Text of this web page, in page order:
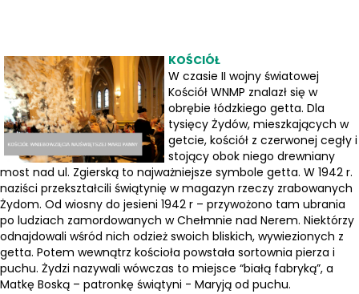
KOŚCIÓŁ
W czasie II wojny światowej
Kościół WNMP znalazł się w
obrębie łódzkiego getta. Dla
tysięcy Żydów, mieszkających w
getcie, kościół z czerwonej cegły i
stojący obok niego drewniany
most nad ul. Zgierską to najważniejsze symbole getta. W 1942 r.
naziści przekształcili świątynię w magazyn rzeczy zrabowanych
Żydom. Od wiosny do jesieni 1942 r – przywożono tam ubrania
po ludziach zamordowanych w Chełmnie nad Nerem. Niektórzy
odnajdowali wśród nich odzież swoich bliskich, wywiezionych z
getta. Potem wewnątrz kościoła powstała sortownia pierza i
puchu. Żydzi nazywali wówczas to miejsce “białą fabryką”, a
Matkę Boską – patronkę świątyni - Maryją od puchu.